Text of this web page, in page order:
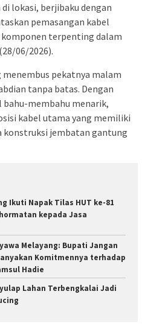
lokasi, berjibaku dengan
pemasangan kabel
terpenting dalam
06/2026).
pekatnya malam
tanpa batas. Dengan
membahu menarik,
kabel utama yang memiliki
konstruksi jembatan gantung
Ikuti Napak Tilas HUT ke-81
kepada Jasa
Melayang: Bupati Jangan
Komitmennya terhadap
Hadie
Lahan Terbengkalai Jadi